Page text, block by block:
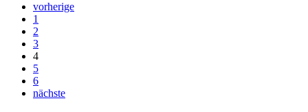
vorherige
1
2
3
4
5
6
nächste